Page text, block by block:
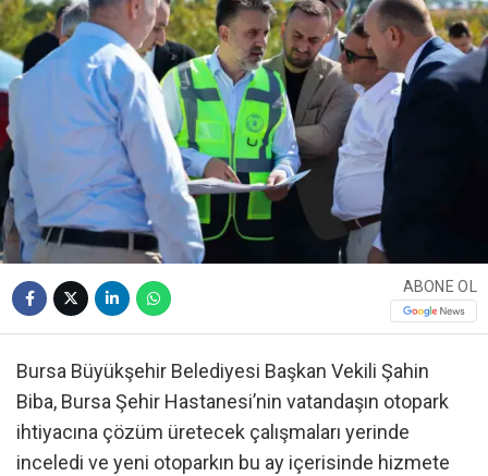
ABONE OL
Bursa Büyükşehir Belediyesi Başkan Vekili Şahin
Biba, Bursa Şehir Hastanesi’nin vatandaşın otopark
ihtiyacına çözüm üretecek çalışmaları yerinde
inceledi ve yeni otoparkın bu ay içerisinde hizmete